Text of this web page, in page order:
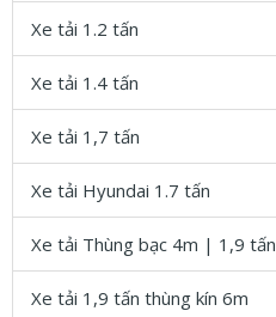
Xe tải 1.2 tấn
Xe tải 1.4 tấn
Xe tải 1,7 tấn
Xe tải Hyundai 1.7 tấn
Xe tải Thùng bạc 4m | 1,9
Xe tải 1,9 tấn thùng kín 6m